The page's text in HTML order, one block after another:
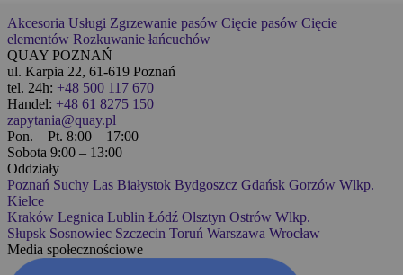
Akcesoria Usługi Zgrzewanie pasów Cięcie pasów Cięcie
elementów Rozkuwanie łańcuchów
QUAY POZNAŃ
ul. Karpia 22, 61-619 Poznań
tel. 24h: +48 500 117 670
Handel: +48 61 8275 150
zapytania@quay.pl
Pon. – Pt. 8:00 – 17:00
Sobota 9:00 – 13:00
Oddziały
Poznań Suchy Las Białystok Bydgoszcz Gdańsk Gorzów Wlkp.
Kielce
Kraków Legnica Lublin Łódź Olsztyn Ostrów Wlkp.
Słupsk Sosnowiec Szczecin Toruń Warszawa Wrocław
Media społecznościowe